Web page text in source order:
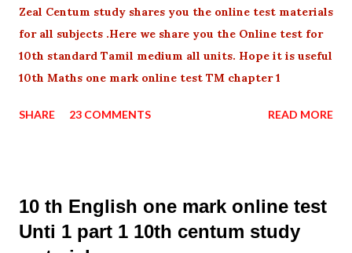
Zeal Centum study shares you the online test materials
for all subjects .Here we share you the Online test for
10th standard Tamil medium all units. Hope it is useful
10th Maths one mark online test TM chapter 1
SHARE 23 COMMENTS READ MORE
10 th English one mark online test
Unti 1 part 1 10th centum study